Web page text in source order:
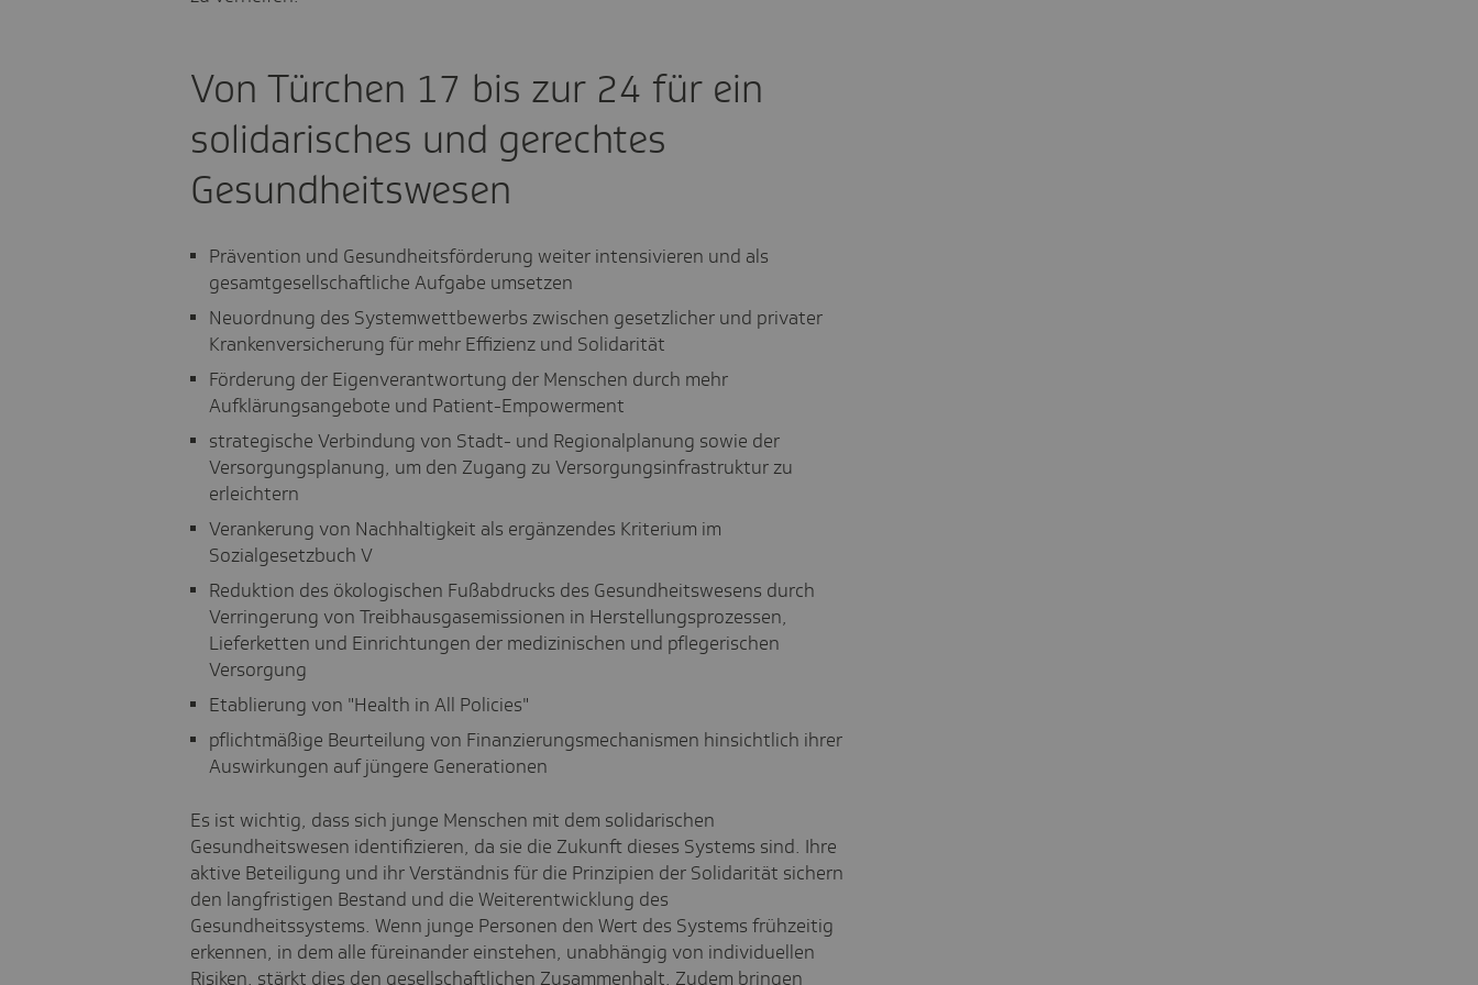
Von Türchen 17 bis zur 24 für ein
solidarisches und gerechtes
Gesundheitswesen
Prävention und Gesundheitsförderung weiter intensivieren und als
gesamtgesellschaftliche Aufgabe umsetzen
Neuordnung des Systemwettbewerbs zwischen gesetzlicher und privater
Krankenversicherung für mehr Effizienz und Solidarität
Förderung der Eigenverantwortung der Menschen durch mehr
Aufklärungsangebote und Patient-Empowerment
strategische Verbindung von Stadt- und Regionalplanung sowie der
Versorgungsplanung, um den Zugang zu Versorgungsinfrastruktur zu
erleichtern
Verankerung von Nachhaltigkeit als ergänzendes Kriterium im
Sozialgesetzbuch V
Reduktion des ökologischen Fußabdrucks des Gesundheitswesens durch
Verringerung von Treibhausgasemissionen in Herstellungsprozessen,
Lieferketten und Einrichtungen der medizinischen und pflegerischen
Versorgung
Etablierung von "Health in All Policies"
pflichtmäßige Beurteilung von Finanzierungsmechanismen hinsichtlich ihrer
Auswirkungen auf jüngere Generationen
Es ist wichtig, dass sich junge Menschen mit dem solidarischen
Gesundheitswesen identifizieren, da sie die Zukunft dieses Systems sind. Ihre
aktive Beteiligung und ihr Verständnis für die Prinzipien der Solidarität sichern
den langfristigen Bestand und die Weiterentwicklung des
Gesundheitssystems. Wenn junge Personen den Wert des Systems frühzeitig
erkennen, in dem alle füreinander einstehen, unabhängig von individuellen
Risiken, stärkt dies den gesellschaftlichen Zusammenhalt. Zudem bringen